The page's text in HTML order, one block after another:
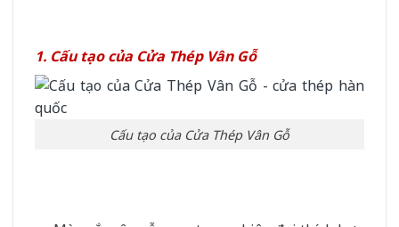
1. Cấu tạo của Cửa Thép Vân Gỗ
Cấu tạo của Cửa Thép Vân Gỗ